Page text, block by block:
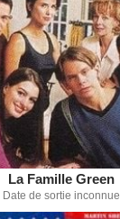
La Famille Green
Date de sortie inconnue